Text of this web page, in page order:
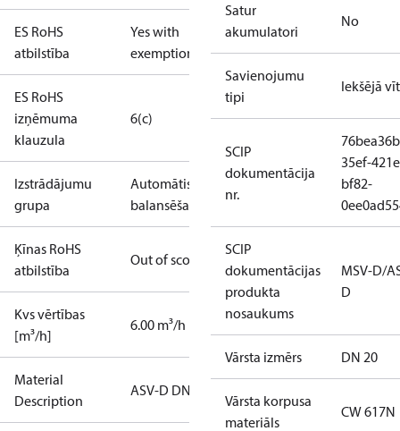
ES RoHS
atbilstība
Yes with
exemptions
ES RoHS
izņēmuma
klauzula
6(c)
Izstrādājumu
grupa
Automātiskā
balansēšana
Ķīnas RoHS
atbilstība
Out of scope
Kvs vērtības
[m³/h]
6.00 m³/h
Material
Description
ASV-D DN20
Satur
akumulatori
No
Savienojumu
tipi
Iekšējā
SCIP
dokumentācija
nr.
35ef-
bf82-
SCIP
dokumentācijas
produkta
nosaukums
MSV-D/
D
Vārsta izmērs DN 20
Vārsta korpusa
materiāls
CW 617N